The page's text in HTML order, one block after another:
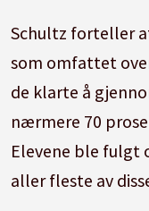
Schultz forteller
som omfattet
de klarte å
nærmere 70
Elevene ble fulgt
aller fleste av